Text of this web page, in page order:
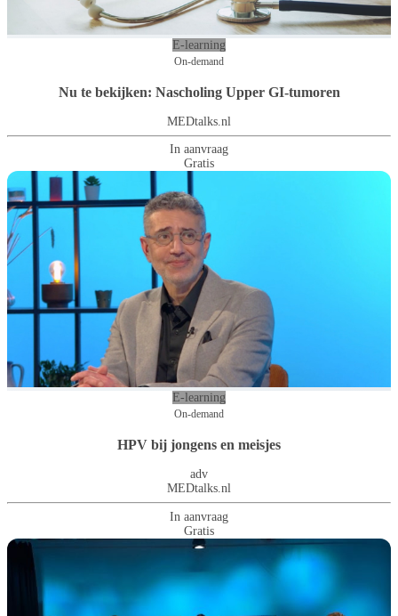
E-learning
On-demand
Nu te bekijken: Nascholing Upper GI-tumoren
MEDtalks.nl
In aanvraag
Gratis
E-learning
On-demand
HPV bij jongens en meisjes
adv
MEDtalks.nl
In aanvraag
Gratis